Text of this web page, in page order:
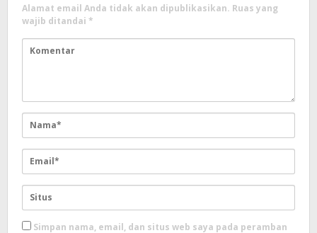
Alamat email Anda tidak akan dipublikasikan. Ruas yang
wajib ditandai *
Simpan nama, email, dan situs web saya pada peramban